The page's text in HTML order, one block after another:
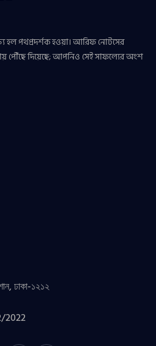
হল পথপ্রদর্শক হওয়া। আরিফ নোটসের
পৌঁছে দিয়েছে; আপনিও সেই সাফল্যের অংশ
ঢাকা-১২১২
2022